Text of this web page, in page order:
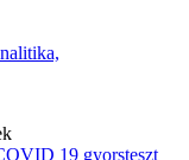
19 gyorsteszt